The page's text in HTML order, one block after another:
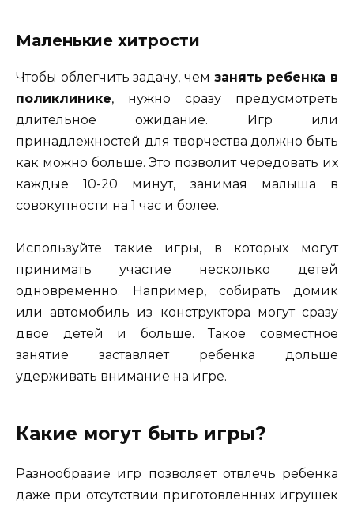
Маленькие хитрости
Чтобы облегчить задачу, чем занять ребенка в
поликлинике, нужно сразу предусмотреть
длительное ожидание. Игр или
принадлежностей для творчества должно быть
как можно больше. Это позволит чередовать их
каждые 10-20 минут, занимая малыша в
совокупности на 1 час и более.
Используйте такие игры, в которых могут
принимать участие несколько детей
одновременно. Например, собирать домик
или автомобиль из конструктора могут сразу
двое детей и больше. Такое совместное
занятие заставляет ребенка дольше
удерживать внимание на игре.
Какие могут быть игры?
Разнообразие игр позволяет отвлечь ребенка
даже при отсутствии приготовленных игрушек